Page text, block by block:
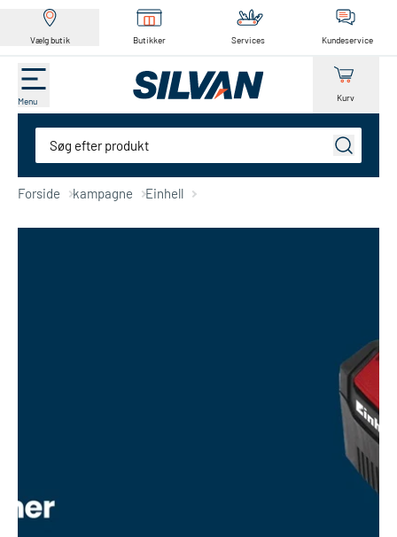
Vælg butik Butikker Services Kundeservice
Menu Kurv
Søg
Forside kampagne Einhell